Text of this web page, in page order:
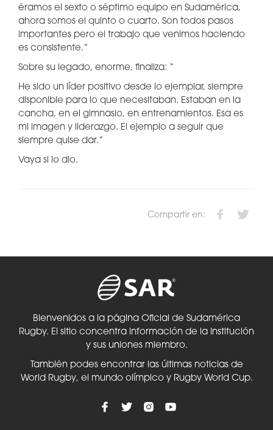
éramos el sexto o séptimo equipo en Sudamérica,
ahora somos el quinto o cuarto. Son todos pasos
importantes pero el trabajo que venimos haciendo
es consistente.”
Sobre su legado, enorme, finaliza: “
He sido un líder positivo desde lo ejemplar, siempre
disponible para lo que necesitaban. Estaban en la
cancha, en el gimnasio, en entrenamientos. Esa es
mi imagen y liderazgo. El ejemplo a seguir que
siempre quise dar.”
Vaya si lo dio.
Compartir en:
Bienvenidos a la página Oficial de Sudamérica
Rugby. El sitio concentra información de la Institución
y sus uniones miembro.
También podes encontrar las últimas noticias de
World Rugby, el mundo olímpico y Rugby World Cup.